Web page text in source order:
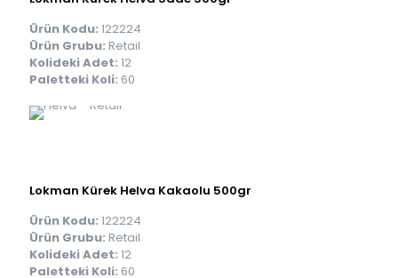
Ürün Kodu: 122224
Ürün Grubu: Retail
Kolideki Adet: 12
Paletteki Koli: 60
Lokman Kürek Helva Kakaolu 500gr
Ürün Kodu: 122224
Ürün Grubu: Retail
Kolideki Adet: 12
Paletteki Koli: 60